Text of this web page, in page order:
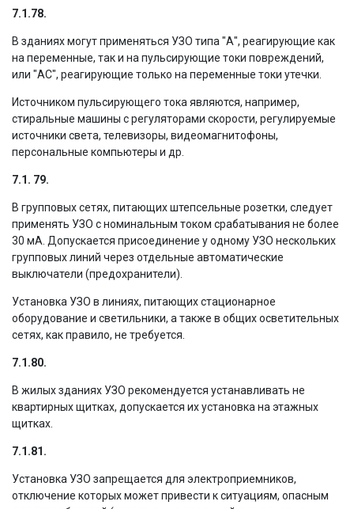
7.1.78.
В зданиях могут применяться УЗО типа "А", реагирующие как
на переменные, так и на пульсирующие токи повреждений,
или "АС", реагирующие только на переменные токи утечки.
Источником пульсирующего тока являются, например,
стиральные машины с регуляторами скорости, регулируемые
источники света, телевизоры, видеомагнитофоны,
персональные компьютеры и др.
7.1. 79.
В групповых сетях, питающих штепсельные розетки, следует
применять УЗО с номинальным током срабатывания не более
30 мА. Допускается присоединение у одному УЗО нескольких
групповых линий через отдельные автоматические
выключатели (предохранители).
Установка УЗО в линиях, питающих стационарное
оборудование и светильники, а также в общих осветительных
сетях, как правило, не требуется.
7.1.80.
В жилых зданиях УЗО рекомендуется устанавливать не
квартирных щитках, допускается их установка на этажных
щитках.
7.1.81.
Установка УЗО запрещается для электроприемников,
отключение которых может привести к ситуациям, опасным